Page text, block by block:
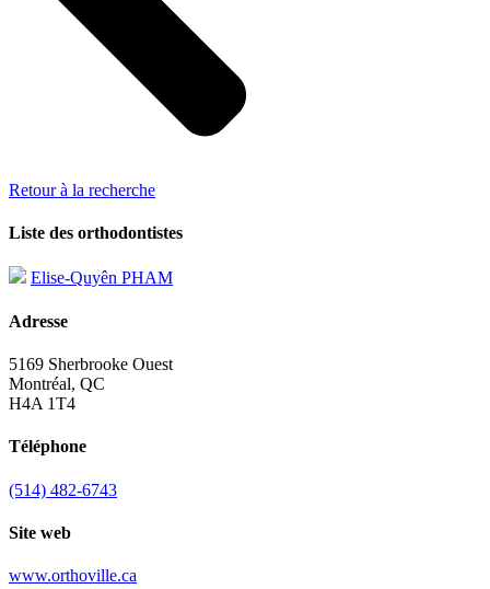
Retour à la recherche
Liste des orthodontistes
Elise-Quyên PHAM
Adresse
5169 Sherbrooke Ouest
Montréal, QC
H4A 1T4
Téléphone
(514) 482-6743
Site web
www.orthoville.ca